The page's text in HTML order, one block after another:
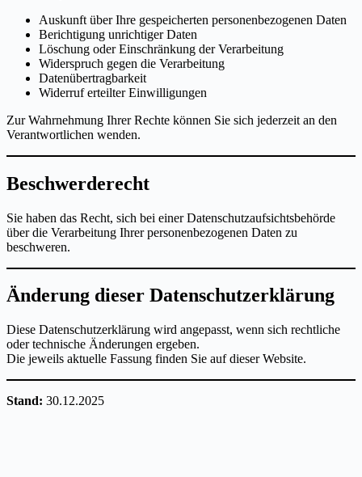
Auskunft über Ihre gespeicherten personenbezogenen Daten
Berichtigung unrichtiger Daten
Löschung oder Einschränkung der Verarbeitung
Widerspruch gegen die Verarbeitung
Datenübertragbarkeit
Widerruf erteilter Einwilligungen
Zur Wahrnehmung Ihrer Rechte können Sie sich jederzeit an den
Verantwortlichen wenden.
Beschwerderecht
Sie haben das Recht, sich bei einer Datenschutzaufsichtsbehörde
über die Verarbeitung Ihrer personenbezogenen Daten zu
beschweren.
Änderung dieser Datenschutzerklärung
Diese Datenschutzerklärung wird angepasst, wenn sich rechtliche
oder technische Änderungen ergeben.
Die jeweils aktuelle Fassung finden Sie auf dieser Website.
Stand: 30.12.2025